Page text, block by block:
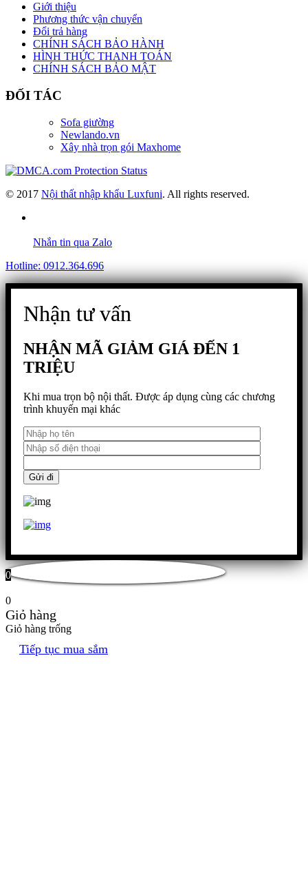
Giới thiệu
Phương thức vận chuyển
Đổi trả hàng
CHÍNH SÁCH BẢO HÀNH
HÌNH THỨC THANH TOÁN
CHÍNH SÁCH BẢO MẬT
ĐỐI TÁC
Sofa giường
Newlando.vn
Xây nhà trọn gói Maxhome
© 2017 Nội thất nhập khẩu Luxfuni. All rights reserved.
Nhắn tin qua Zalo
Hotline: 0912.364.696
Nhận tư vấn
NHẬN MÃ GIẢM GIÁ ĐẾN 1
TRIỆU
Khi mua trọn bộ nội thất. Được áp dụng cùng các chương
trình khuyến mại khác
0
0
Giỏ hàng
Giỏ hàng trống
Tiếp tục mua sắm